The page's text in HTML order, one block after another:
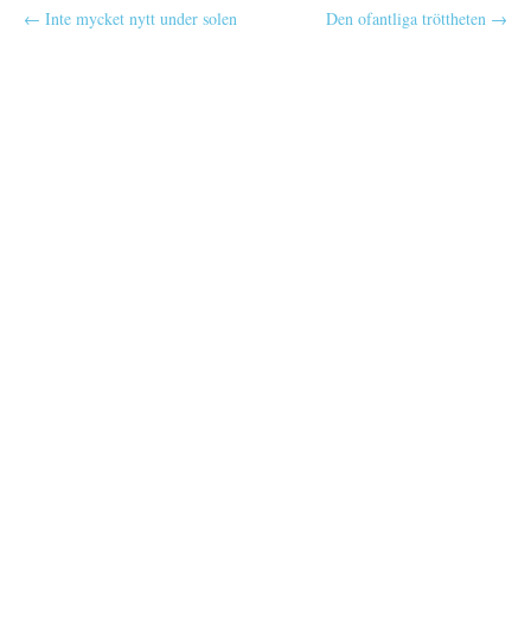
P
← Inte mycket nytt under solen Den ofantliga tröttheten →